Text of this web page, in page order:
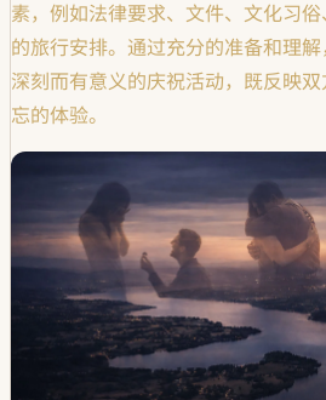
素，例如法律要求、文件、文化习
的旅行安排。通过充分的准备和理
深刻而有意义的庆祝活动，既反映
忘的体验。